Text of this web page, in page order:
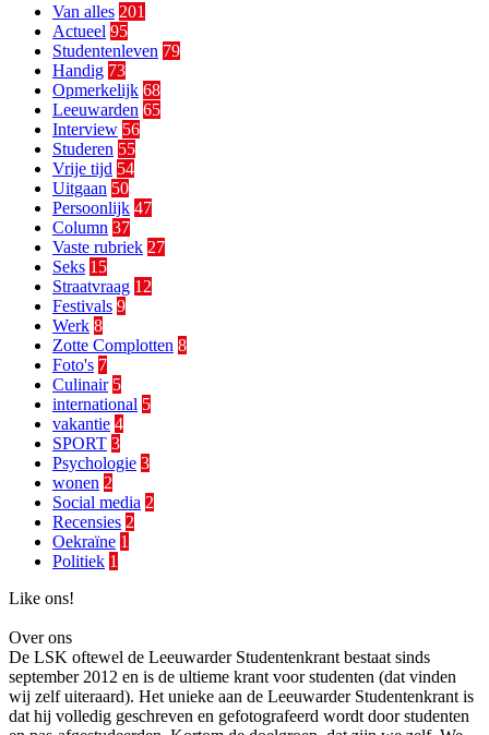
Van alles 201
Actueel 95
Studentenleven 79
Handig 73
Opmerkelijk 68
Leeuwarden 65
Interview 56
Studeren 55
Vrije tijd 54
Uitgaan 50
Persoonlijk 47
Column 37
Vaste rubriek 27
Seks 15
Straatvraag 12
Festivals 9
Werk 8
Zotte Complotten 8
Foto's 7
Culinair 5
international 5
vakantie 4
SPORT 3
Psychologie 3
wonen 2
Social media 2
Recensies 2
Oekraïne 1
Politiek 1
Like ons!
Over ons
De LSK oftewel de Leeuwarder Studentenkrant bestaat sinds
september 2012 en is de ultieme krant voor studenten (dat vinden
wij zelf uiteraard). Het unieke aan de Leeuwarder Studentenkrant is
dat hij volledig geschreven en gefotografeerd wordt door studenten